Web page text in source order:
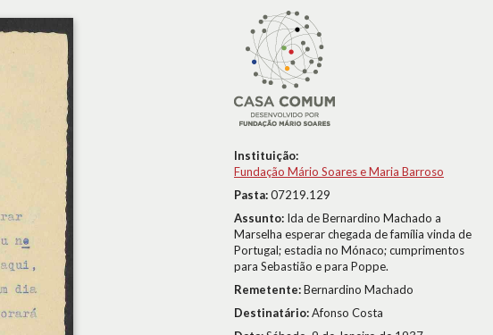
Instituição:
Fundação Mário Soares e Maria Barroso
Pasta:07219.129
Assunto: Ida de Bernardino Machado a
Marselha esperar chegada de família vinda de
Portugal; estadia no Mónaco; cumprimentos
para Sebastião e para Poppe.
Remetente:Bernardino Machado
Destinatário:Afonso Costa